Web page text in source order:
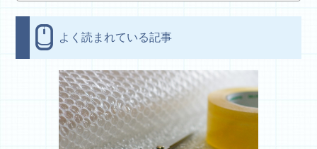
よく読まれている記事